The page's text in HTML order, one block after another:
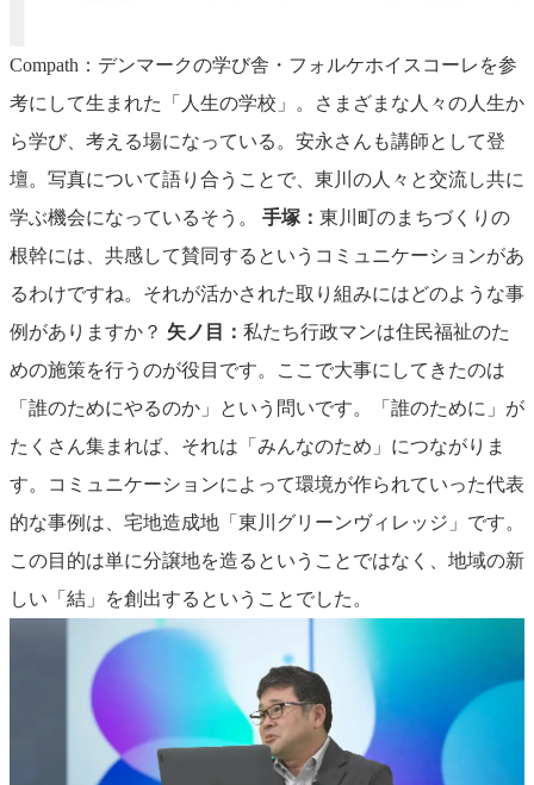
Compath：デンマークの学び舎・フォルケホイスコーレを参
考にして生まれた「人生の学校」。さまざまな人々の人生か
ら学び、考える場になっている。安永さんも講師として登
壇。写真について語り合うことで、東川の人々と交流し共に
学ぶ機会になっているそう。 手塚： 東川町のまちづくりの
根幹には、共感して賛同するというコミュニケーションがあ
るわけですね。それが活かされた取り組みにはどのような事
例がありますか？ 矢ノ目： 私たち行政マンは住民福祉のた
めの施策を行うのが役目です。ここで大事にしてきたのは
「誰のためにやるのか」という問いです。「誰のために」が
たくさん集まれば、それは「みんなのため」につながりま
す。コミュニケーションによって環境が作られていった代表
的な事例は、宅地造成地「東川グリーンヴィレッジ」です。
この目的は単に分譲地を造るということではなく、地域の新
しい「結」を創出するということでした。